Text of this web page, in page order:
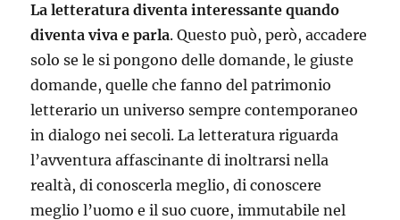
La letteratura diventa interessante quando
diventa viva e parla. Questo può, però, accadere
solo se le si pongono delle domande, le giuste
domande, quelle che fanno del patrimonio
letterario un universo sempre contemporaneo
in dialogo nei secoli. La letteratura riguarda
l’avventura affascinante di inoltrarsi nella
realtà, di conoscerla meglio, di conoscere
meglio l’uomo e il suo cuore, immutabile nel